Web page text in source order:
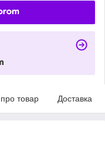
про товар Доставка